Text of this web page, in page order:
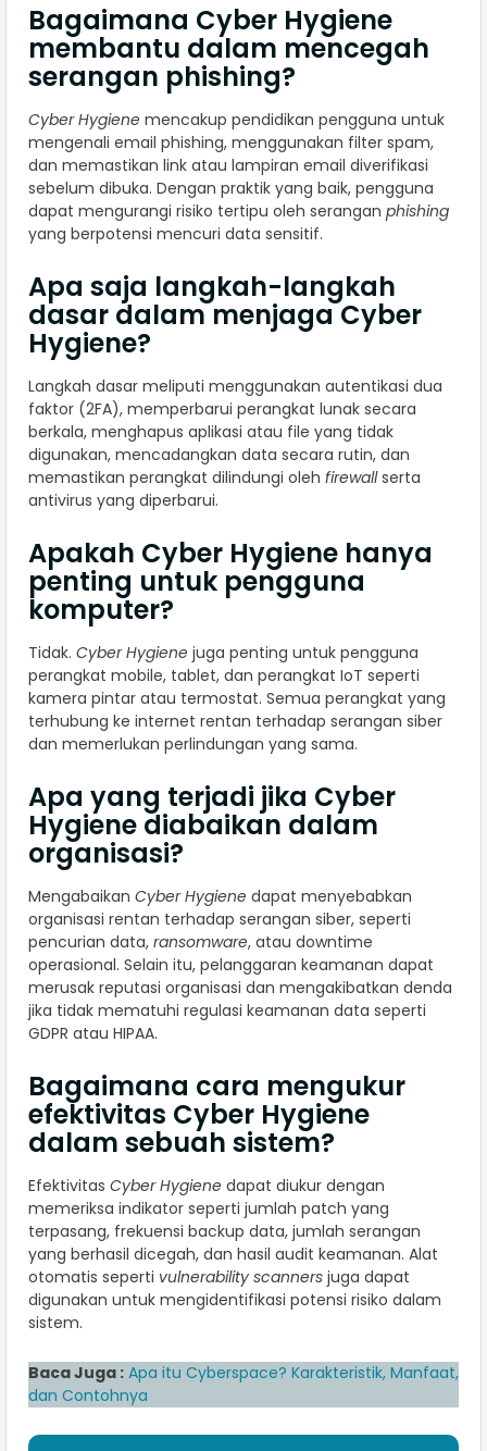
Bagaimana Cyber Hygiene
membantu dalam mencegah
serangan phishing?
Cyber Hygiene mencakup pendidikan pengguna untuk
mengenali email phishing, menggunakan filter spam,
dan memastikan link atau lampiran email diverifikasi
sebelum dibuka. Dengan praktik yang baik, pengguna
dapat mengurangi risiko tertipu oleh serangan phishing
yang berpotensi mencuri data sensitif.
Apa saja langkah-langkah
dasar dalam menjaga Cyber
Hygiene?
Langkah dasar meliputi menggunakan autentikasi dua
faktor (2FA), memperbarui perangkat lunak secara
berkala, menghapus aplikasi atau file yang tidak
digunakan, mencadangkan data secara rutin, dan
memastikan perangkat dilindungi oleh firewallserta
antivirus yang diperbarui.
Apakah Cyber Hygiene hanya
penting untuk pengguna
komputer?
Tidak. Cyber Hygiene juga penting untuk pengguna
perangkat mobile, tablet, dan perangkat IoT seperti
kamera pintar atau termostat. Semua perangkat yang
terhubung ke internet rentan terhadap serangan siber
dan memerlukan perlindungan yang sama.
Apa yang terjadi jika Cyber
Hygiene diabaikan dalam
organisasi?
Mengabaikan Cyber Hygiene dapat menyebabkan
organisasi rentan terhadap serangan siber, seperti
pencurian data, ransomware, atau downtime
operasional. Selain itu, pelanggaran keamanan dapat
merusak reputasi organisasi dan mengakibatkan denda
jika tidak mematuhi regulasi keamanan data seperti
GDPR atau HIPAA.
Bagaimana cara mengukur
efektivitas Cyber Hygiene
dalam sebuah sistem?
Efektivitas Cyber Hygiene dapat diukur dengan
memeriksa indikator seperti jumlah patch yang
terpasang, frekuensi backup data, jumlah serangan
yang berhasil dicegah, dan hasil audit keamanan. Alat
otomatis seperti vulnerability scanners juga dapat
digunakan untuk mengidentifikasi potensi risiko dalam
sistem.
Baca Juga : Apa itu Cyberspace? Karakteristik, Manfaat,
dan Contohnya